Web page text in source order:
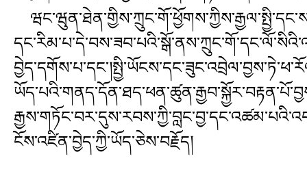
ངོས་འཛིན་བྱེད་ཀྱི་ཡོད་ཅེས་བརྗོད།